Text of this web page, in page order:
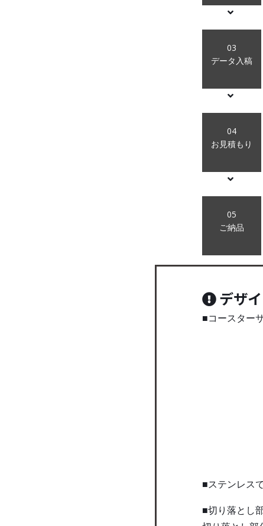
03
データ入稿
04
お見積もり
05
ご納品
デザ
■コースター
■ステンレス
■切り落とし